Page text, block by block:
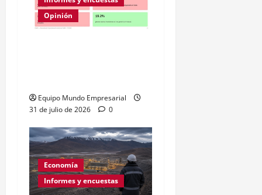
Opinión
Equipo Mundo Empresarial
31 de julio de 2026
0
Economía
Informes y encuestas